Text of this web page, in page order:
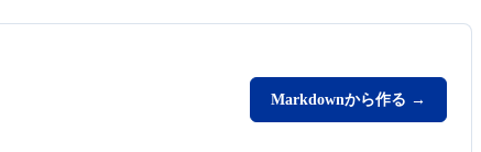
Markdownから作る →